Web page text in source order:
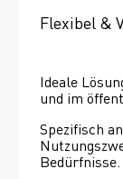
Flexibel &
Ideale
und im
Spezifisch
Bedürfnisse.